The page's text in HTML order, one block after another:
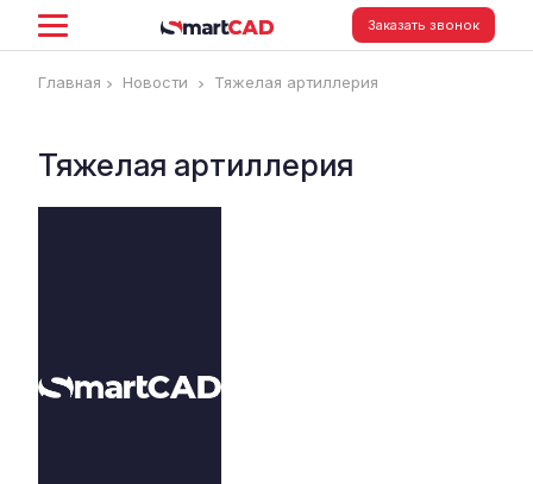
Заказать звонок
Главная Новости Тяжелая артиллерия
Тяжелая артиллерия